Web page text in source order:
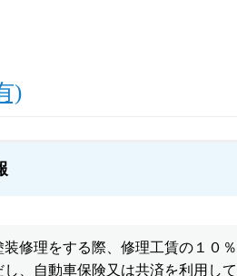
)
装修理をする際、修理工賃の１０
し、自動車保険又は共済を利用し